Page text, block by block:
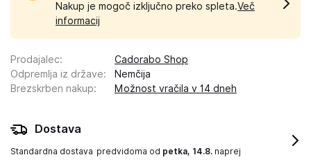
Nakup je mogoč izključno preko spleta.Več
informacij
Prodajalec:
Cadorabo Shop
Odpremlja iz države:
Nemčija
Brezskrben nakup: Možnost vračila v 14 dneh
Dostava
Standardna dostava predvidoma od petka, 14.8. naprej